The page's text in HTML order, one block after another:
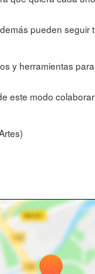
pueden seguir
y herramientas
este modo